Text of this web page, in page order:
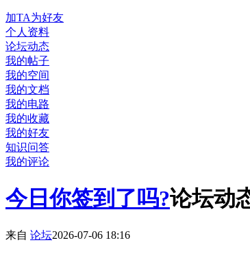
加TA为好友
个人资料
论坛动态
我的帖子
我的空间
我的文档
我的电路
我的收藏
我的好友
知识问答
我的评论
今日你签到了吗?论坛动
来自 论坛2026-07-06 18:16